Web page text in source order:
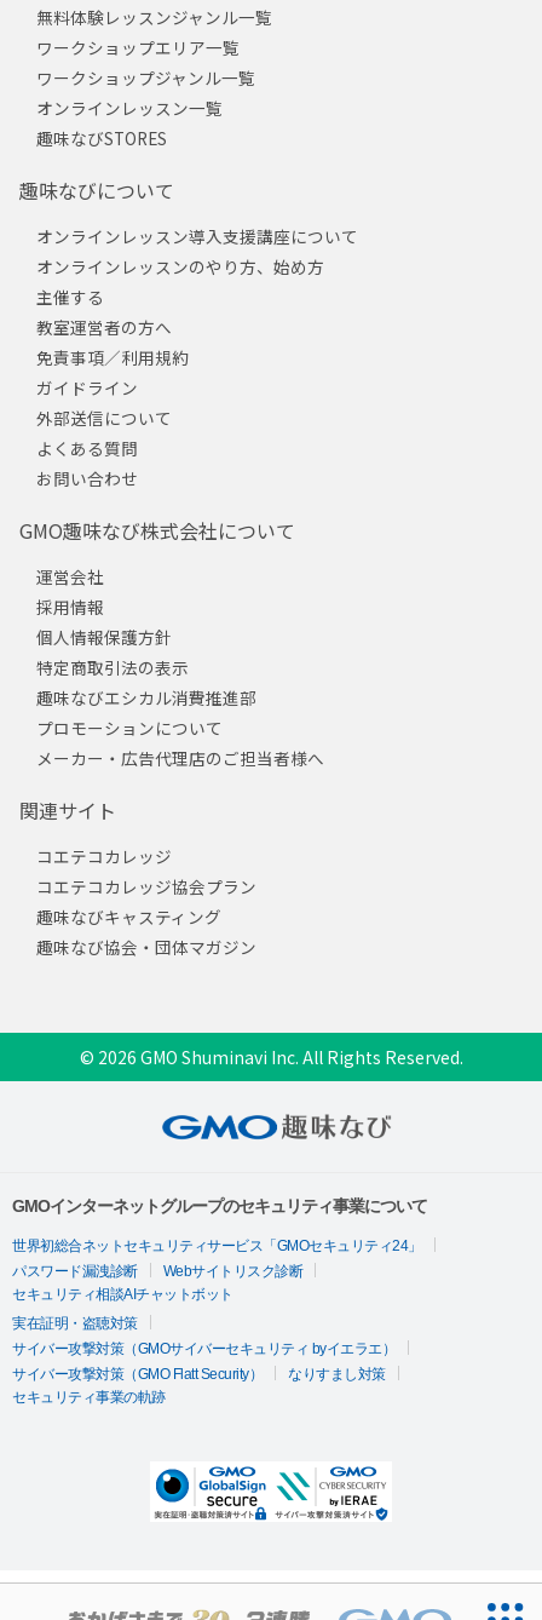
無料体験レッスンジャンル一覧
ワークショップエリア一覧
ワークショップジャンル一覧
オンラインレッスン一覧
趣味なびSTORES
趣味なびについて
オンラインレッスン導入支援講座について
オンラインレッスンのやり方、始め方
主催する
教室運営者の方へ
免責事項／利用規約
ガイドライン
外部送信について
よくある質問
お問い合わせ
GMO趣味なび株式会社について
運営会社
採用情報
個人情報保護方針
特定商取引法の表示
趣味なびエシカル消費推進部
プロモーションについて
メーカー・広告代理店のご担当者様へ
関連サイト
コエテコカレッジ
コエテコカレッジ協会プラン
趣味なびキャスティング
趣味なび協会・団体マガジン
© 2026 GMO Shuminavi Inc. All Rights Reserved.